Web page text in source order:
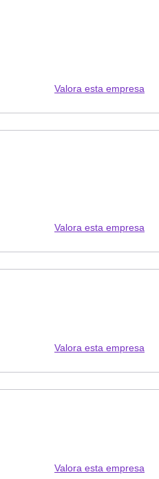
Valora esta empresa
Valora esta empresa
Valora esta empresa
Valora esta empresa